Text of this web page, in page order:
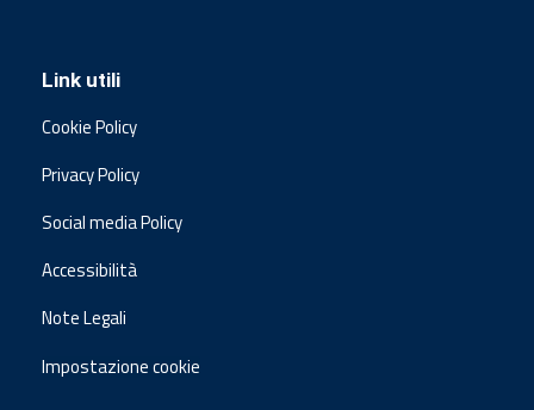
Link utili
Cookie Policy
Privacy Policy
Social media Policy
Accessibilità
Note Legali
Impostazione cookie